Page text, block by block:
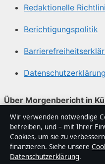
Redaktionelle
Berichtigungspolitik
Datenschutzerklärung
Über Morgenbericht in
Morgenbericht ist ein
Nachrichtenanbieter mit
Technik und Gesellschaft
trägt eine Byline, wird
Wir verwenden notwendige
betreiben, und – mit Ihrer
Cookies, um sie zu
finanzieren. Siehe unsere
Datenschutzerklärung.